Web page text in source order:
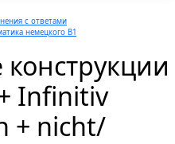
с ответами
немецкого B1
Infinitiv
+ nicht/